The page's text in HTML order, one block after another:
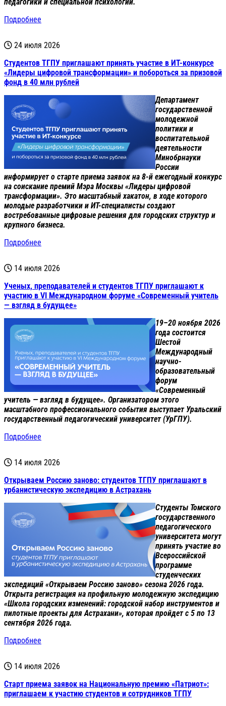
педагогики и специальной психологии.
Подробнее
24 июля 2026
Студентов ТГПУ приглашают принять участие в ИТ-конкурсе
«Лидеры цифровой трансформации» и побороться за призовой
фонд в 40 млн рублей
Департамент
государственной
молодежной
политики и
воспитательной
деятельности
Минобрнауки
России
информирует о старте приема заявок на 8-й ежегодный конкурс
на соискание премий Мэра Москвы «Лидеры цифровой
трансформации». Это масштабный хакатон, в ходе которого
молодые разработчики и ИТ-специалисты создают
востребованные цифровые решения для городских структур и
крупного бизнеса.
Подробнее
14 июля 2026
Ученых, преподавателей и студентов ТГПУ приглашают к
участию в VI Международном форуме «Современный учитель
— взгляд в будущее»
19–20 ноября 2026
года состоится
Шестой
Международный
научно-
образовательный
форум
«Современный
учитель — взгляд в будущее». Организатором этого
масштабного профессионального события выступает Уральский
государственный педагогический университет (УрГПУ).
Подробнее
14 июля 2026
Открываем Россию заново: студентов ТГПУ приглашают в
урбанистическую экспедицию в Астрахань
Студенты Томского
государственного
педагогического
университета могут
принять участие во
Всероссийской
программе
студенческих
экспедиций «Открываем Россию заново» сезона 2026 года.
Открыта регистрация на профильную молодежную экспедицию
«Школа городских изменений: городской набор инструментов и
пилотные проекты для Астрахани», которая пройдет с 5 по 13
сентября 2026 года.
Подробнее
14 июля 2026
Старт приема заявок на Национальную премию «Патриот»:
приглашаем к участию студентов и сотрудников ТГПУ